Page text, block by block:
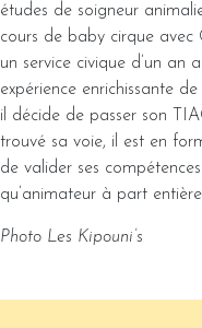
études de soigneur
cours de baby cirque avec
un service civique d’un an
expérience enrichissante
il décide de passer son
trouvé sa voie, il est en
de valider ses
qu’animateur à part
Photo Les Kipouni’s